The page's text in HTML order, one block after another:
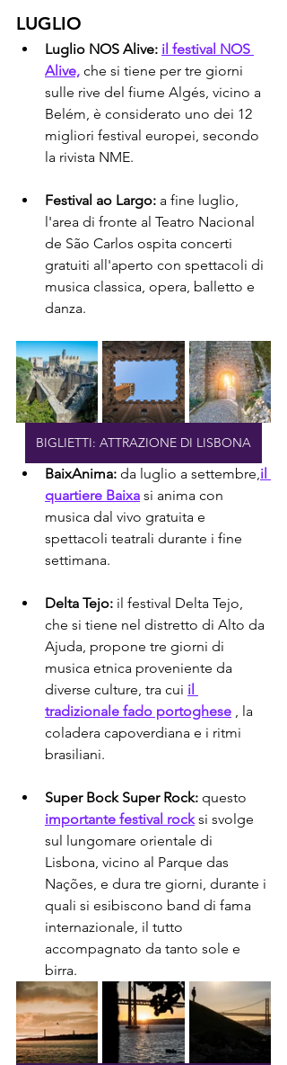
LUGLIO
Luglio NOS Alive: il festival NOS
Alive, che si tiene per tre giorni
sulle rive del fiume Algés, vicino a
Belém, è considerato uno dei 12
migliori festival europei, secondo
la rivista NME.
Festival ao Largo: a fine luglio,
l'area di fronte al Teatro Nacional
de São Carlos ospita concerti
gratuiti all'aperto con spettacoli di
musica classica, opera, balletto e
danza.
BIGLIETTI: ATTRAZIONE DI LISBONA
BaixAnima: da luglio a settembre, il
quartiere Baixa si anima con
musica dal vivo gratuita e
spettacoli teatrali durante i fine
settimana.
Delta Tejo: il festival Delta Tejo,
che si tiene nel distretto di Alto da
Ajuda, propone tre giorni di
musica etnica proveniente da
diverse culture, tra cui il
tradizionale fado portoghese , la
coladera capoverdiana e i ritmi
brasiliani.
Super Bock Super Rock: questo
importante festival rock si svolge
sul lungomare orientale di
Lisbona, vicino al Parque das
Nações, e dura tre giorni, durante i
quali si esibiscono band di fama
internazionale, il tutto
accompagnato da tanto sole e
birra.